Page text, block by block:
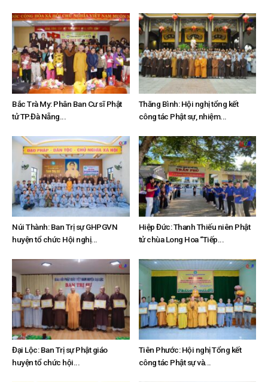
Bắc Trà My: Phân Ban Cư sĩ Phật
tử TP.Đà Nẵng...
Thăng Bình: Hội nghị tổng kết
công tác Phật sự, nhiệm...
Núi Thành: Ban Trị sự GHPGVN
huyện tổ chức Hội nghị...
Hiệp Đức: Thanh Thiếu niên Phật
tử chùa Long Hoa “Tiếp...
Đại Lộc: Ban Trị sự Phật giáo
huyện tổ chức hội...
Tiên Phước: Hội nghị Tổng kết
công tác Phật sự và...